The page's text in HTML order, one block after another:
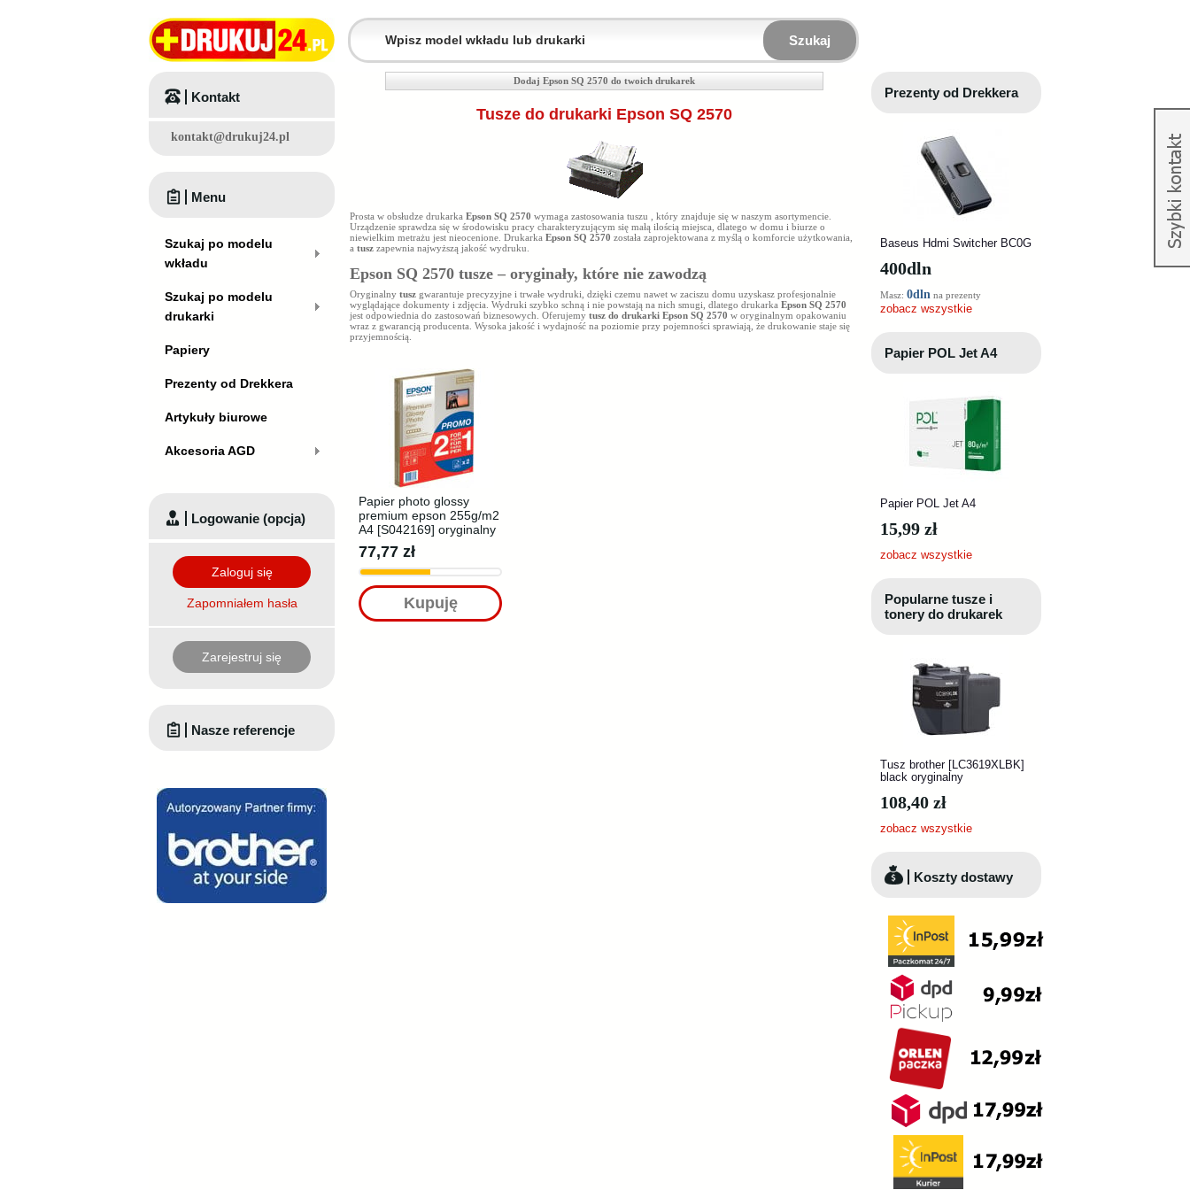
Szukaj
Dodaj Epson SQ 2570 do twoich drukarek
Tusze do drukarki Epson SQ 2570
Prosta w obsłudze drukarka Epson SQ 2570 wymaga zastosowania tuszu
, który znajduje się w naszym asortymencie.
Urządzenie sprawdza się w środowisku pracy charakteryzującym się małą ilością miejsca, dlatego w domu i biurze o
niewielkim metrażu jest nieocenione. Drukarka Epson SQ 2570 została zaprojektowana z myślą o komforcie użytkowania,
a tusz zapewnia najwyższą jakość wydruku.
Epson SQ 2570 tusze – oryginały, które nie zawodzą
Oryginalny tusz gwarantuje precyzyjne i trwałe wydruki, dzięki czemu nawet w zaciszu domu uzyskasz profesjonalnie
wyglądające dokumenty i zdjęcia. Wydruki szybko schną i nie powstają na nich smugi, dlatego drukarka Epson SQ 2570
jest odpowiednia do zastosowań biznesowych. Oferujemy tusz do drukarki Epson SQ 2570 w oryginalnym opakowaniu
wraz z gwarancją producenta. Wysoka jakość i wydajność na poziomie przy pojemności sprawiają, że drukowanie staje się
przyjemnością.
Papier photo glossy
premium epson 255g/m2
A4 [S042169] oryginalny
77,77 zł
Kupuję
Kontakt
kontakt@drukuj24.pl
Menu
Szukaj po modelu
wkładu
Szukaj po modelu
drukarki
Papiery
Prezenty od Drekkera
Artykuły biurowe
Akcesoria AGD
Logowanie (opcja)
Zaloguj się
Zapomniałem hasła
Zarejestruj się
Nasze referencje
Prezenty od Drekkera
Baseus Hdmi Switcher BC0G
400dln
Masz: 0dln na prezenty
zobacz wszystkie
Papier POL Jet A4
Papier POL Jet A4
15,99 zł
zobacz wszystkie
Popularne tusze i
tonery do drukarek
Tusz brother [LC3619XLBK]
black oryginalny
108,40 zł
zobacz wszystkie
Koszty dostawy